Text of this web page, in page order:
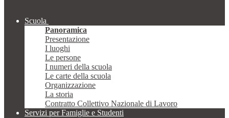
Scuola
Panoramica
Presentazione
I luoghi
Le persone
I numeri della scuola
Le carte della scuola
Organizzazione
La storia
Contratto Collettivo Nazionale di Lavoro
Servizi per Famiglie e Studenti